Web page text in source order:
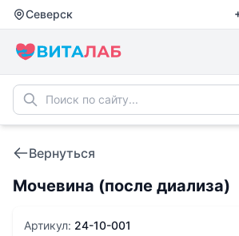
Северск
Вернуться
Мочевина (после диализа)
Артикул: 24-10-001